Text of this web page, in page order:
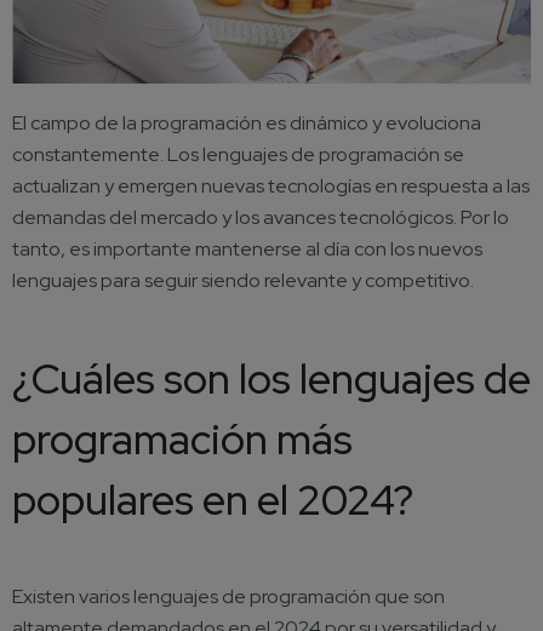
El campo de la programación es dinámico y evoluciona
constantemente. Los lenguajes de programación se
actualizan y emergen nuevas tecnologías en respuesta a las
demandas del mercado y los avances tecnológicos. Por lo
tanto, es importante mantenerse al día con los nuevos
lenguajes para seguir siendo relevante y competitivo.
¿Cuáles son los lenguajes de
programación más
populares en el 2024?
Existen varios lenguajes de programación que son